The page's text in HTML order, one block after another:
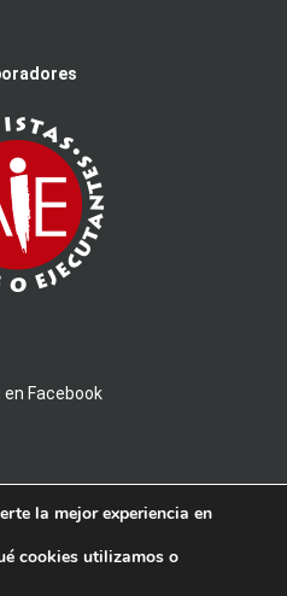
Facebook
derechos reservados - Powered by
la mejor experiencia en
cookies utilizamos o